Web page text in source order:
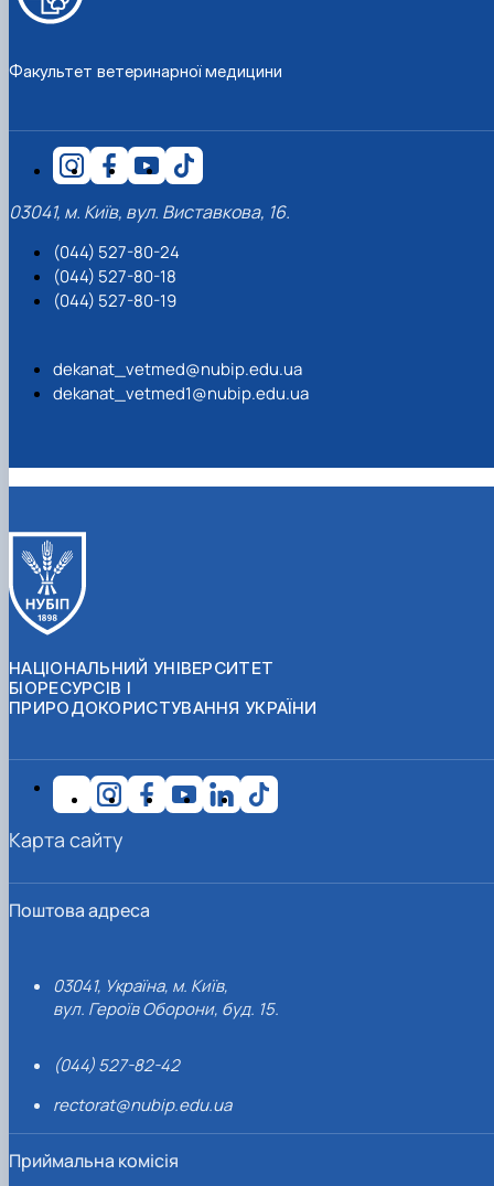
Факультет ветеринарної медицини
03041, м. Київ, вул. Виставкова, 16.
(044) 527-80-24
(044) 527-80-18
(044) 527-80-19
dekanat_vetmed@nubip.edu.ua
dekanat_vetmed1@nubip.edu.ua
НАЦІОНАЛЬНИЙ УНІВЕРСИТЕТ
БІОРЕСУРСІВ І
ПРИРОДОКОРИСТУВАННЯ УКРАЇНИ
Поштова адреса
03041, Україна, м. Київ,
вул. Героїв Оборони, буд. 15.
(044) 527-82-42
rectorat@nubip.edu.ua
Приймальна комісія
Карта сайту